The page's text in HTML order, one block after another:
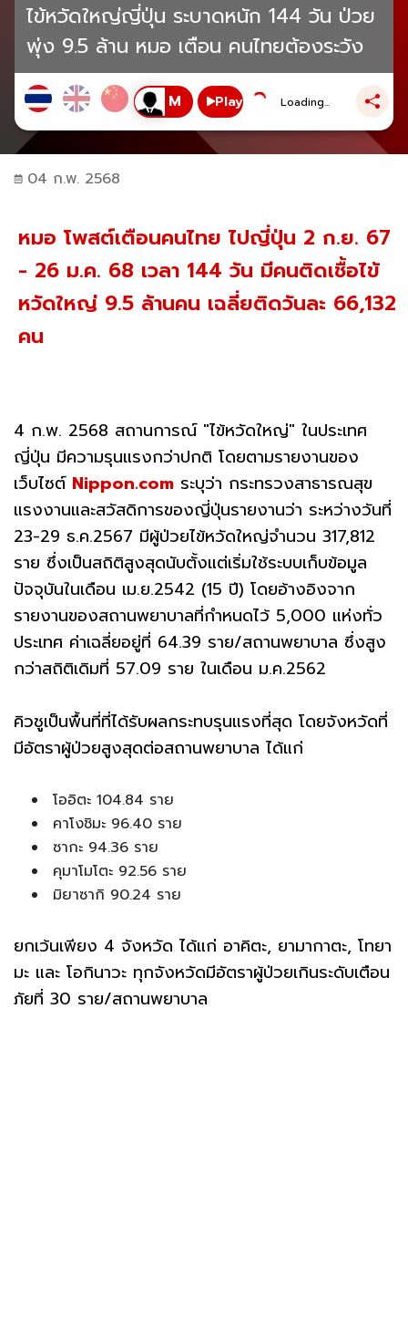
ไข้หวัดใหญ่ญี่ปุ่น ระบาดหนัก 144 วัน ป่วย
พุ่ง 9.5 ล้าน หมอ เตือน คนไทยต้องระวัง
Play Loading...
04 ก.พ. 2568
หมอ โพสต์เตือนคนไทย ไปญี่ปุ่น 2 ก.ย. 67
- 26 ม.ค. 68 เวลา 144 วัน มีคนติดเชื้อไข้
หวัดใหญ่ 9.5 ล้านคน เฉลี่ยติดวันละ 66,132
คน
4 ก.พ. 2568 สถานการณ์ "ไข้หวัดใหญ่" ในประเทศ
ญี่ปุ่น มีความรุนแรงกว่าปกติ โดยตามรายงานของ
เว็บไซต์ Nippon.com ระบุว่า กระทรวงสาธารณสุข
แรงงานและสวัสดิการของญี่ปุ่นรายงานว่า ระหว่างวันที่
23-29 ธ.ค.2567 มีผู้ป่วยไข้หวัดใหญ่จำนวน 317,812
ราย ซึ่งเป็นสถิติสูงสุดนับตั้งแต่เริ่มใช้ระบบเก็บข้อมูล
ปัจจุบันในเดือน เม.ย.2542 (15 ปี) โดยอ้างอิงจาก
รายงานของสถานพยาบาลที่กำหนดไว้ 5,000 แห่งทั่ว
ประเทศ ค่าเฉลี่ยอยู่ที่ 64.39 ราย/สถานพยาบาล ซึ่งสูง
กว่าสถิติเดิมที่ 57.09 ราย ในเดือน ม.ค.2562
คิวชูเป็นพื้นที่ที่ได้รับผลกระทบรุนแรงที่สุด โดยจังหวัดที่
มีอัตราผู้ป่วยสูงสุดต่อสถานพยาบาล ได้แก่
โออิตะ 104.84 ราย
คาโงชิมะ 96.40 ราย
ซากะ 94.36 ราย
คุมาโมโตะ 92.56 ราย
มิยาซากิ 90.24 ราย
ยกเว้นเพียง 4 จังหวัด ได้แก่ อาคิตะ, ยามากาตะ, โทยา
มะ และ โอกินาวะ ทุกจังหวัดมีอัตราผู้ป่วยเกินระดับเตือน
ภัยที่ 30 ราย/สถานพยาบาล